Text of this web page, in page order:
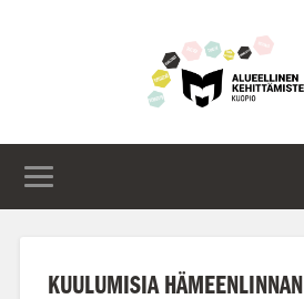
KUULUMISIA HÄMEENLINNAN